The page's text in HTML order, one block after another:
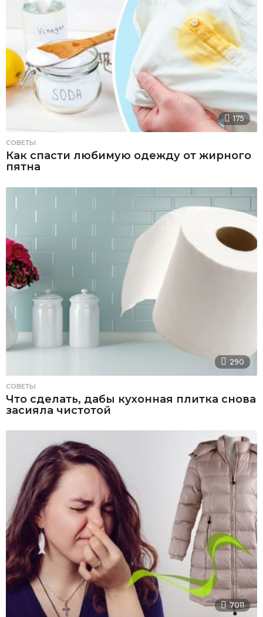
175
СОВЕТЫ
Как спасти любимую одежду от жирного
пятна
290
СОВЕТЫ
Что сделать, дабы кухонная плитка снова
засияла чистотой
7011